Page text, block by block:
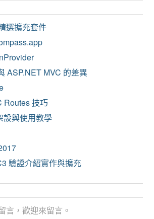
選擴充套件
ASP.NET MVC 的差異
Routes 技巧
設與使用教學
驗證介紹實作與擴充
言，歡迎來留言。